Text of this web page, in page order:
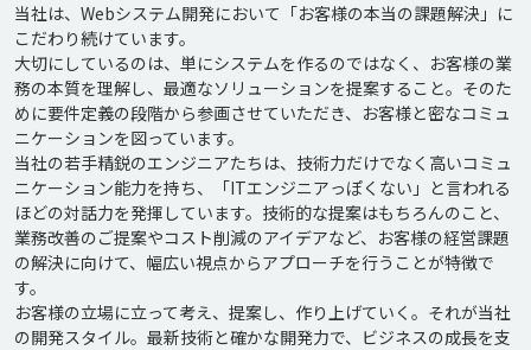
当社は、Webシステム開発において「お客様の本当の課題解決」に
こだわり続けています。
大切にしているのは、単にシステムを作るのではなく、お客様の業
務の本質を理解し、最適なソリューションを提案すること。そのた
めに要件定義の段階から参画させていただき、お客様と密なコミュ
ニケーションを図っています。
当社の若手精鋭のエンジニアたちは、技術力だけでなく高いコミュ
ニケーション能力を持ち、「ITエンジニアっぽくない」と言われる
ほどの対話力を発揮しています。技術的な提案はもちろんのこと、
業務改善のご提案やコスト削減のアイデアなど、お客様の経営課題
の解決に向けて、幅広い視点からアプローチを行うことが特徴で
す。
お客様の立場に立って考え、提案し、作り上げていく。それが当社
の開発スタイル。最新技術と確かな開発力で、ビジネスの成長を支